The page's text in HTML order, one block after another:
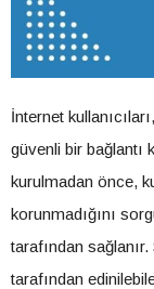
İnternet
güvenli bir bağlantı
kurulmadan önce,
korunmadığını
tarafından
tarafından